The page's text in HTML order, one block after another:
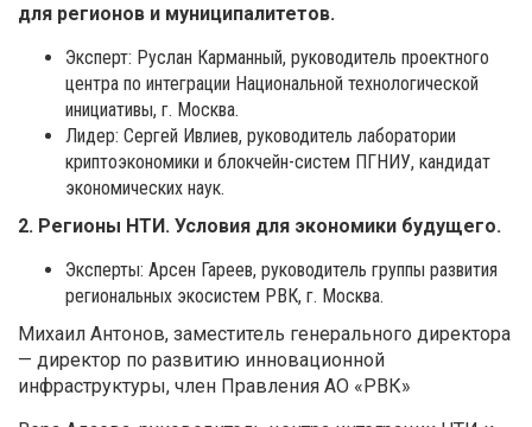
для регионов и муниципалитетов.
Эксперт: Руслан Карманный, руководитель проектного
центра по интеграции Национальной технологической
инициативы, г. Москва.
Лидер: Сергей Ивлиев, руководитель лаборатории
криптоэкономики и блокчейн-систем ПГНИУ, кандидат
экономических наук.
2. Регионы НТИ. Условия для экономики будущего.
Эксперты: Арсен Гареев, руководитель группы развития
региональных экосистем РВК, г. Москва.
Михаил Антонов, заместитель генерального директора
— директор по развитию инновационной
инфраструктуры, член Правления АО «РВК»